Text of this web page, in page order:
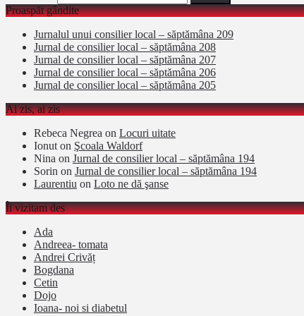
Proaspăt gândite
Jurnalul unui consilier local – săptămâna 209
Jurnal de consilier local – săptămâna 208
Jurnal de consilier local – săptămâna 207
Jurnal de consilier local – săptămâna 206
Jurnal de consilier local – săptămâna 205
Ai zis, ai zis
Rebeca Negrea on Locuri uitate
Ionut on Şcoala Waldorf
Nina on Jurnal de consilier local – săptămâna 194
Sorin on Jurnal de consilier local – săptămâna 194
Laurentiu on Loto ne dă şanse
Îi vizitam des
Ada
Andreea- tomata
Andrei Crivăț
Bogdana
Cetin
Dojo
Ioana- noi si diabetul